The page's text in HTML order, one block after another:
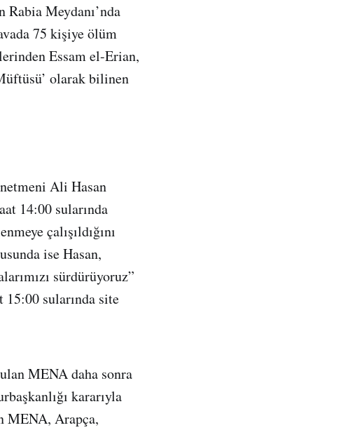
Meydanı’nda
75 kişiye ölüm
Essam el-Erian,
olarak bilinen
Ali Hasan
14:00 sularında
çalışıldığını
ise Hasan,
sürdürüyoruz”
15:00 sularında site
MENA daha sonra
kararıyla
MENA, Arapça,